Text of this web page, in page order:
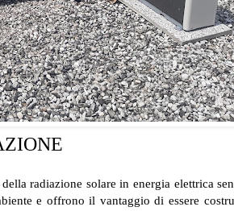
radiazione solare in energia elettrica
e offrono il vantaggio di essere